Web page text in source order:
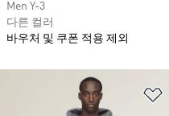
Men Y-3
다른 컬러
바우처 및 쿠폰 적용 제외